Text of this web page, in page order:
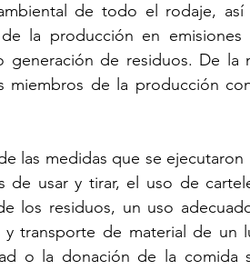
de todo el rodaje,
la producción en
generación de residuos. De la
miembros de la producción
las medidas que se
de usar y tirar, el uso de
los residuos, un uso
y transporte de material de
o la donación de la comida